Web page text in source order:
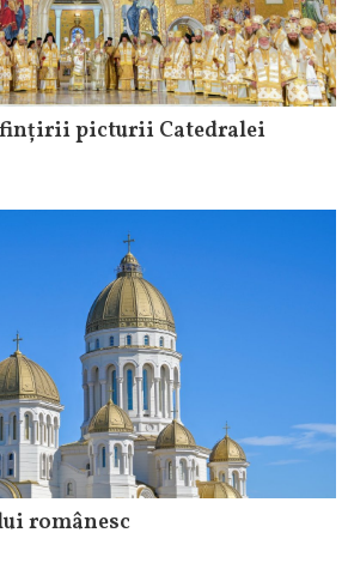
picturii Catedralei
românesc